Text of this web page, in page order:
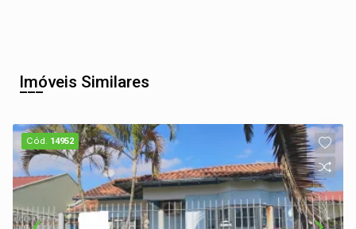
Imóveis Similares
Cód. 14952